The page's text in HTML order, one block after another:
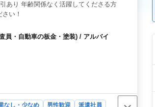
あり 年齢関係なく活躍してくださる方
い！
員・自動車の板金・塗装) / アルバイ
なし・少なめ 男性歓迎
派遣社員